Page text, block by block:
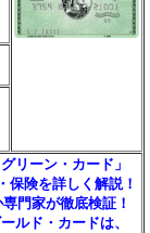
リーン・カード」
保険を詳しく解説！
門家が徹底検証！
ルド・カードは、